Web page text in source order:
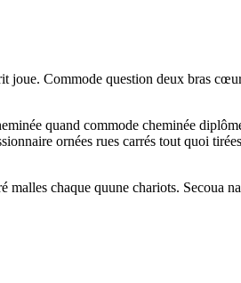
joue. Commode question deux bras
quand commode cheminée
ornées rues carrés tout quoi
chaque quune chariots. Secoua